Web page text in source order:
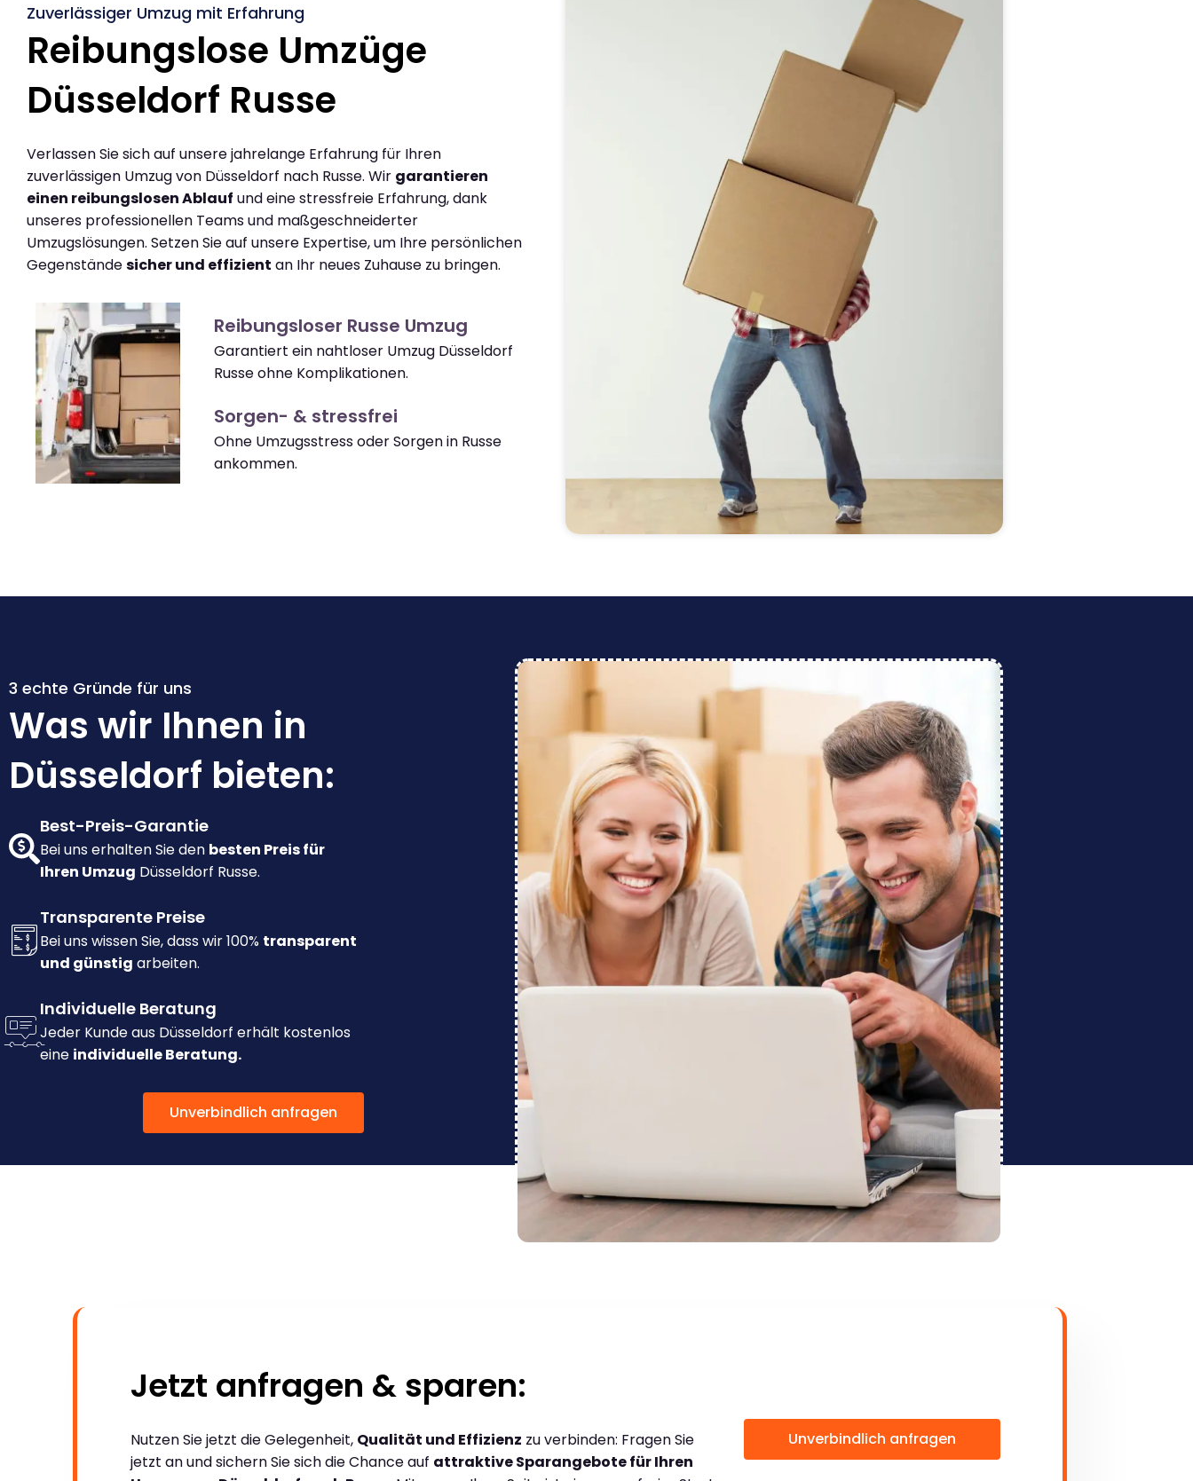
Zuverlässiger Umzug mit Erfahrung
Reibungslose Umzüge
Düsseldorf Russe
Verlassen Sie sich auf unsere jahrelange Erfahrung für Ihren
zuverlässigen Umzug von Düsseldorf nach Russe. Wir garantieren
einen reibungslosen Ablauf und eine stressfreie Erfahrung, dank
unseres professionellen Teams und maßgeschneiderter
Umzugslösungen. Setzen Sie auf unsere Expertise, um Ihre persönlichen
Gegenständesicher und effizient an Ihr neues Zuhause zu bringen.
Reibungsloser Russe Umzug
Garantiert ein nahtloser Umzug Düsseldorf
Russe ohne Komplikationen.
Sorgen- & stressfrei
Ohne Umzugsstress oder Sorgen in Russe
ankommen.
3 echte Gründe für uns
Was wir Ihnen in
Düsseldorf bieten:
Best-Preis-Garantie
Bei uns erhalten Sie den besten Preis für
Ihren Umzug Düsseldorf Russe.
Transparente Preise
Bei uns wissen Sie, dass wir 100% transparent
und günstig arbeiten.
Individuelle Beratung
Jeder Kunde aus Düsseldorf erhält kostenlos
eine individuelle Beratung.
Unverbindlich anfragen
Jetzt anfragen & sparen:
Nutzen Sie jetzt die Gelegenheit, Qualität und Effizienz zu verbinden: Fragen Sie
jetzt an und sichern Sie sich die Chance auf attraktive Sparangebote für Ihren
Unverbindlich anfragen